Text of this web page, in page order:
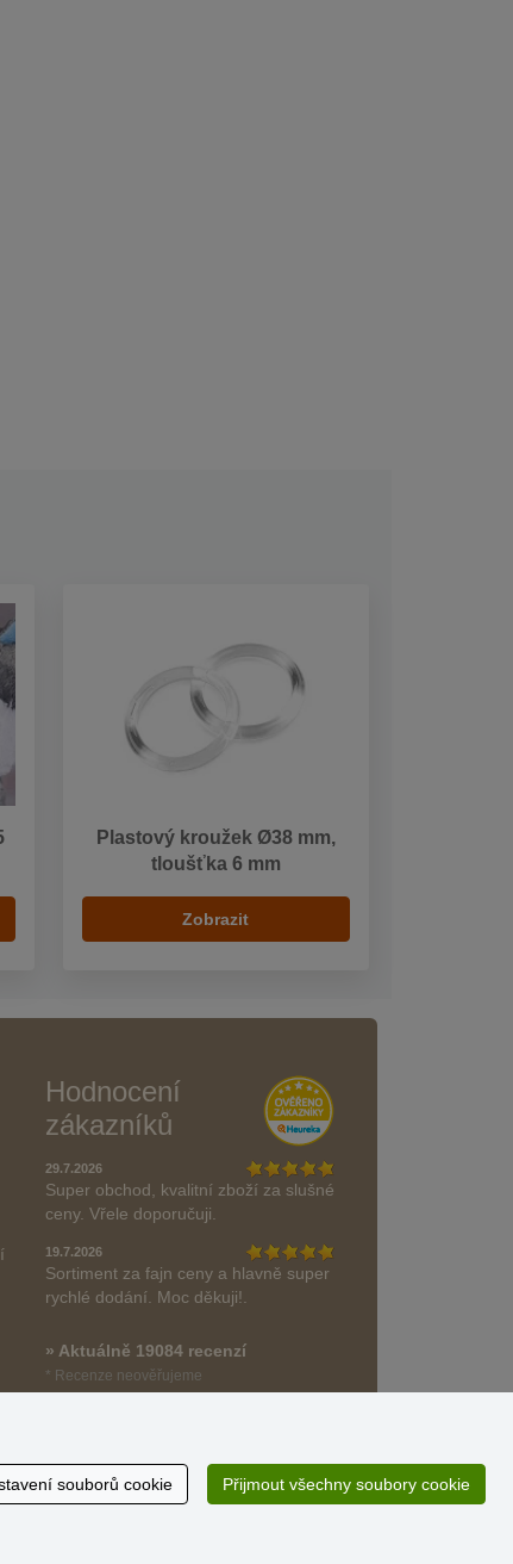
Plastový kroužek Ø38 mm,
tloušťka 6 mm
Zobrazit
Hodnocení
zákazníků
29.7.2026
Super obchod, kvalitní zboží za slušné
ceny. Vřele doporučuji.
19.7.2026
Sortiment za fajn ceny a hlavně super
rychlé dodání. Moc děkuji!.
» Aktuálně 19084 recenzí
* Recenze neověřujeme
souborů cookie Přijmout všechny soubory cookie